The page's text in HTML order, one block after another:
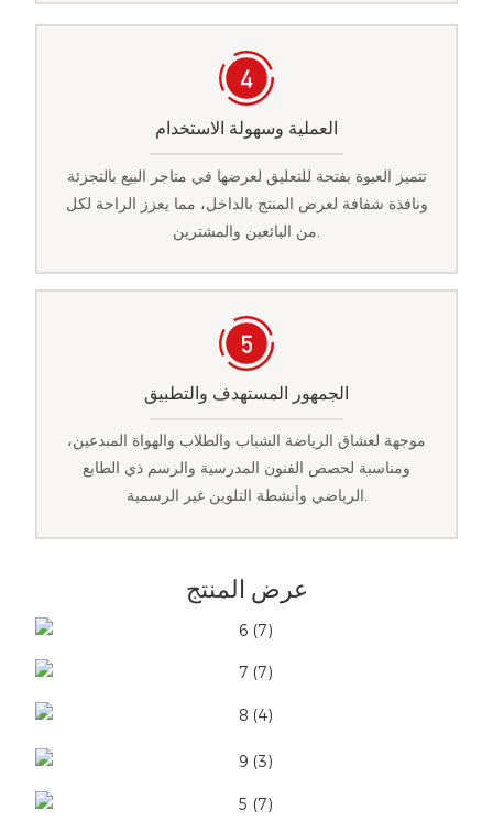
العملية وسهولة الاستخدام
تتميز العبوة بفتحة للتعليق لعرضها في متاجر البيع بالتجزئة
ونافذة شفافة لعرض المنتج بالداخل، مما يعزز الراحة لكل
الجمهور المستهدف والتطبيق
موجهة لعشاق الرياضة الشباب والطلاب والهواة المبدعين،
ومناسبة لحصص الفنون المدرسية والرسم ذي الطابع
الرياضي وأنشطة التلوين غير الرسمية.
عرض المنتج